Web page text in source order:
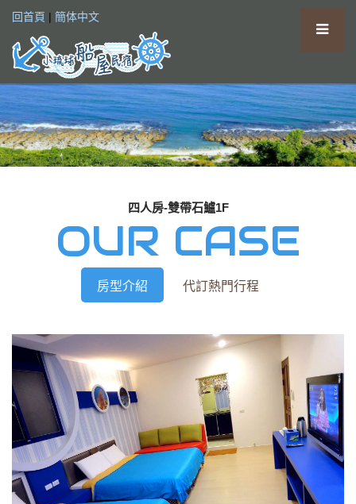
回首頁 | 簡体中文
四人房-雙帶石鱸1F
OUR CASE
房型介紹 代訂熱門行程